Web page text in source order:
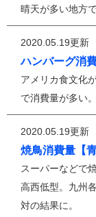
晴天が多い地方
2020.05.19更新
ハンバーグ消
アメリカ食文化
で消費量が多い。
2020.05.19更新
焼鳥消費量【青
スーパーなどで
高西低型。九州
対の結果に。